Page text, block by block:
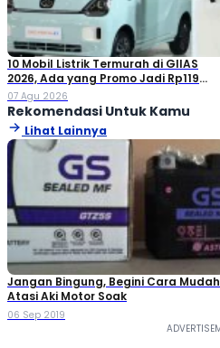
10 Mobil Listrik Termurah di GIIAS
2026, Ada yang Promo Jadi Rp119
Jutaan!
07 Agu 2026
Rekomendasi Untuk Kamu
Lihat Lainnya
Jangan Bingung, Begini Cara Mudah
Atasi Aki Motor Soak
06 Sep 2019